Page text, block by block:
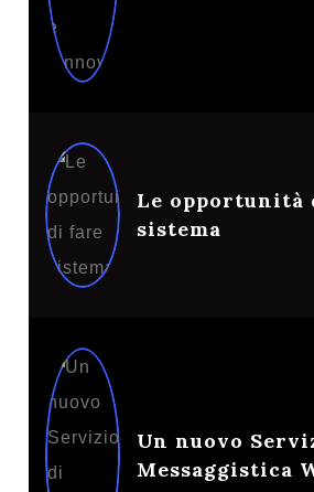
Le opportunità
sistema
Un nuovo
Messaggistica